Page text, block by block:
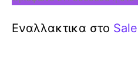
Εναλλακτικα στο